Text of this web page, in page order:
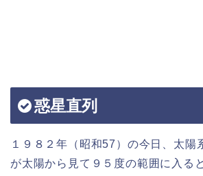
惑星直列
１９８２年（昭和57）の今日、太陽
が太陽から見て９５度の範囲に入る